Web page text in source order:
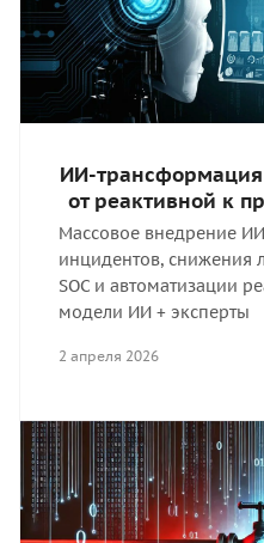
ИИ-трансформация
от реактивной к
Массовое внедрение
инцидентов, снижения
SOC и автоматизации
модели ИИ + эксперты
2 апреля 2026